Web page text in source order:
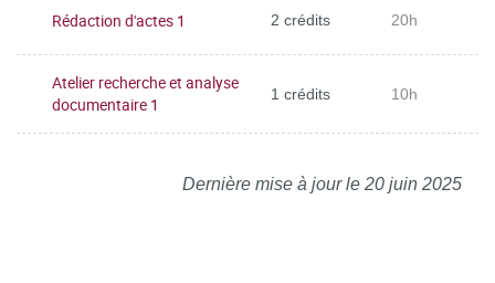
Rédaction d'actes 1 2 crédits 20h
Atelier recherche et analyse
documentaire 1
1 crédits 10h
Dernière mise à jour le 20 juin 2025